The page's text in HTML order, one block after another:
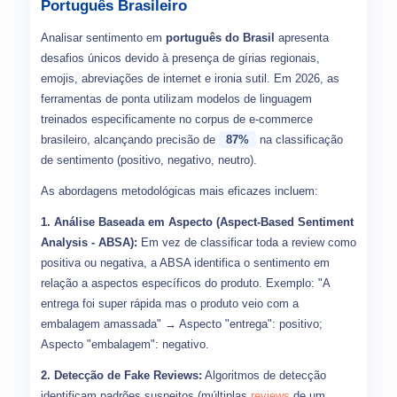
Português Brasileiro
Analisar sentimento em português do Brasil apresenta
desafios únicos devido à presença de gírias regionais,
emojis, abreviações de internet e ironia sutil. Em 2026, as
ferramentas de ponta utilizam modelos de linguagem
treinados especificamente no corpus de e-commerce
brasileiro, alcançando precisão de
87%
na classificação
de sentimento (positivo, negativo, neutro).
As abordagens metodológicas mais eficazes incluem:
1. Análise Baseada em Aspecto (Aspect-Based Sentiment
Analysis - ABSA): Em vez de classificar toda a review como
positiva ou negativa, a ABSA identifica o sentimento em
relação a aspectos específicos do produto. Exemplo: "A
entrega foi super rápida mas o produto veio com a
embalagem amassada" → Aspecto "entrega": positivo;
Aspecto "embalagem": negativo.
2. Detecção de Fake Reviews: Algoritmos de detecção